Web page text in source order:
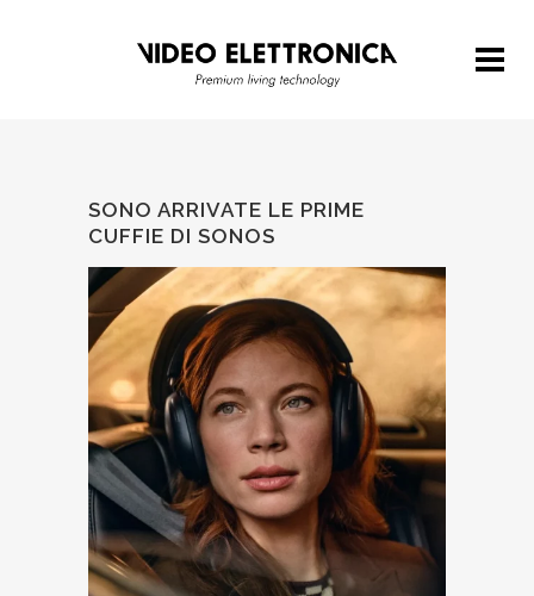
SONO ARRIVATE LE PRIME
CUFFIE DI SONOS